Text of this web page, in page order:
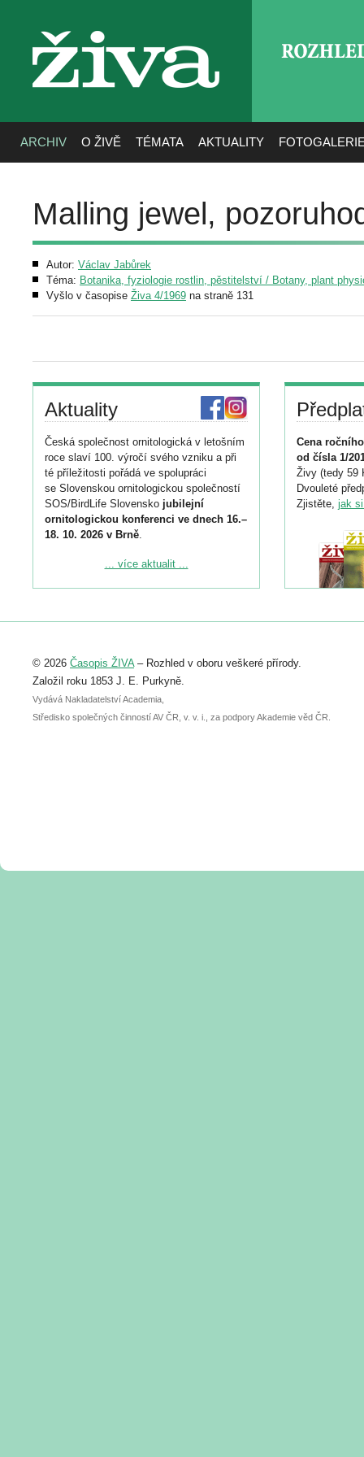
živa
ARCHIV O ŽIVĚ TÉMATA AKTUALITY
Malling jewel,
Autor: Václav Jabůrek
Téma: Botanika, fyziologie rostlin, pěstitelství / Botany, plant
Vyšlo v časopise Živa 4/1969 na straně 131
Aktuality
Česká společnost ornitologická v letošním
roce slaví 100. výročí svého vzniku a při
té příležitosti pořádá ve spolupráci
se Slovenskou ornitologickou společností
SOS/BirdLife Slovensko jubilejní
ornitologickou konferenci ve dnech 16.–
18. 10. 2026 v Brně.
Podrobnější informace ke konferenci
Registrovat se můžete do 6. září.
abstraktu přihlášené přednášky nebo
posteru je už 30. června.
... více aktualit ...
Cena
od čísla 1/
Živy (tedy 59
Dvouleté
Zjistěte, jak
© 2026 Časopis ŽIVA– Rozhled v oboru veškeré přírody.
Založil roku 1853 J. E. Purkyně.
Vydává Nakladatelství Academia,
Středisko společných činností AV ČR, v. v. i., za podpory Akademie věd ČR.